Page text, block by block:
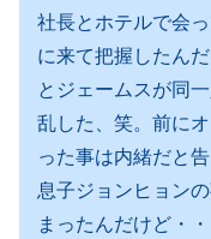
社長とホテルで会
に来て把握したん
とジェームスが同
乱した、笑。前に
った事は内緒だと
息子ジョンヒョン
まったんだけど・・